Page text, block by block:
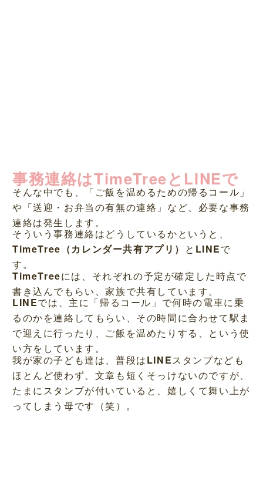
事務連絡はTimeTreeとLINEで
そんな中でも、「ご飯を温めるための帰るコール」
や「送迎・お弁当の有無の連絡」など、必要な事務
連絡は発生します。
そういう事務連絡はどうしているかというと、
TimeTree（カレンダー共有アプリ） と LINEで
す。
TimeTreeには、それぞれの予定が確定した時点で
書き込んでもらい、家族で共有しています。
LINEでは、主に「帰るコール」で何時の電車に乗
るのかを連絡してもらい、その時間に合わせて駅ま
で迎えに行ったり、ご飯を温めたりする、という使
い方をしています。
我が家の子ども達は、普段はLINEスタンプなども
ほとんど使わず、文章も短くそっけないのですが、
たまにスタンプが付いていると、嬉しくて舞い上が
ってしまう母です（笑）。